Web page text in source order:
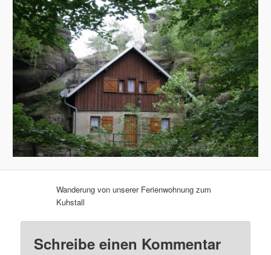
Wanderung von unserer Ferienwohnung zum
Kuhstall
Schreibe einen Kommentar